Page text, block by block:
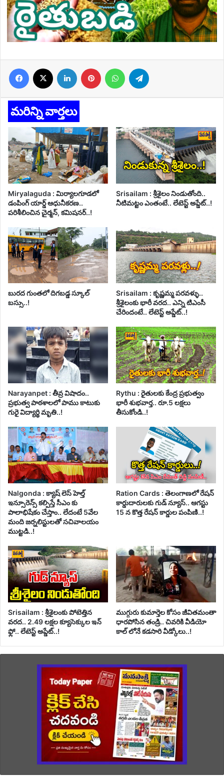
Facebook LinkedIn Pinterest WhatsApp
మరిన్ని వార్తలు
Miryalaguda : మిర్యాలగూడలో
డంపింగ్ యార్డ్ ఆధునీకరణ..
పరిశీలించిన చైర్మన్, కమిషనర్..!
Srisailam : శ్రీశైలం నిండుతోంది..
నీటిమట్టం ఎంతంటే.. లేటెస్ట్ అప్డేట్..!
బురద గుంతలో దిగబడ్డ స్కూల్
బస్సు..!
Srisailam : కృష్ణమ్మ పరవళ్ళు..
శ్రీశైలంకు భారీ వరద.. ఎన్ని టిఎంసీ
చేరిందంటే.. లేటెస్ట్ అప్డేట్..!
Narayanpet : తీవ్ర విషాదం..
ప్రభుత్వ పాఠశాలలో పాము కాటుకు
గురై విద్యార్థి మృతి..!
Rythu : రైతులకు కేంద్ర ప్రభుత్వం
భారీ శుభవార్త.. రూ.5 లక్షలు
తీసుకోండి..!
Nalgonda : క్యాష్ లెస్ హెల్త్
ఇన్సూరెన్స్ కల్పిస్తే సీఎం కు
పాలాభిషేకం చేస్తాం.. లేదంటే 5వేల
మంది జర్నలిస్టులతో సచివాలయం
ముట్టడి..!
Ration Cards : తెలంగాణలో రేషన్
కార్డుదారులకు గుడ్ న్యూస్.. ఆగస్టు
15 న కొత్త రేషన్ కార్డుల పంపిణి..!
Srisailam : శ్రీశైలంకు పోటెత్తిన
వరద.. 2.49 లక్షల క్యూసెక్కుల ఇన్
ఫ్లో.. లేటెస్ట్ అప్డేట్..!
ముగ్గురు కుమార్తెల కోసం జీవితమంతా
ధారపోసిన తండ్రి.. చివరికి వీడియో
కాల్ లోనే కడసారి వీడ్కోలు..!